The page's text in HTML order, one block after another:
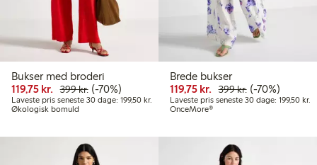
Bukser med broderi
119,75 kr. Nedsat pris: 119,75 kr.
399 kr.Normalpris: 399,00 kr.
70 % rabat
(-70%)
Laveste pris seneste 30 dage: 199,50 kr. Laveste pris seneste 30 dage: 199,50 kr.
Økologisk bomuld
Brede bukser
119,75 kr. Nedsat pris: 119,75
399 kr.Normalpris:
70 % rabat
(-70%)
Laveste pris seneste 30 dage: 199,50 kr.
OnceMore®